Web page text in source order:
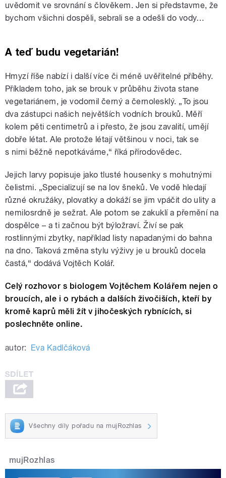
uvědomit ve srovnání s člověkem. Jen si představme, že
bychom všichni dospěli, sebrali se a odešli do vody…
A teď budu vegetarián!
Hmyzí říše nabízí i další více či méně uvěřitelné příběhy.
Příkladem toho, jak se brouk v průběhu života stane
vegetariánem, je vodomil černý a černolesklý. „To jsou
dva zástupci našich největších vodních brouků. Měří
kolem pěti centimetrů a i přesto, že jsou zavalití, umějí
dobře létat. Ale protože létají většinou v noci, tak se
s nimi běžně nepotkáváme,“ říká přírodovědec.
Jejich larvy popisuje jako tlusté housenky s mohutnými
čelistmi. „Specializují se na lov šneků. Ve vodě hledají
různé okružáky, plovatky a dokáží se jim vpáčit do ulity a
nemilosrdně je sežrat. Ale potom se zakuklí a přemění na
dospělce – a ti začnou být býložraví. Živí se pak
rostlinnými zbytky, například listy napadanými do bahna
na dno. Taková změna stylu výživy je u brouků docela
častá,“ dodává Vojtěch Kolář.
Celý rozhovor s biologem Vojtěchem Kolářem nejen o
broucích, ale i o rybách a dalších živočiších, kteří by
kromě kaprů měli žít v jihočeských rybnících, si
poslechněte online.
autor: Eva Kadlčáková
Všechny díly pořadu na mujRozhlas
mujRozhlas